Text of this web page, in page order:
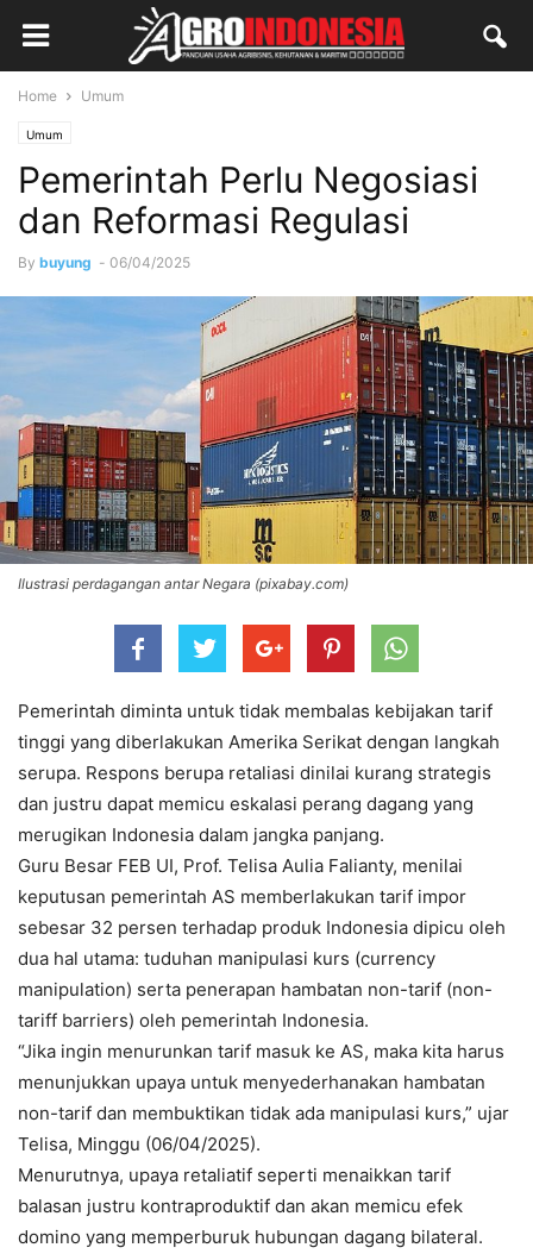
Home Umum
Umum
Pemerintah Perlu Negosiasi
dan Reformasi Regulasi
By buyung - 06/04/2025
Ilustrasi perdagangan antar Negara (pixabay.com)
Pemerintah diminta untuk tidak membalas kebijakan tarif
tinggi yang diberlakukan Amerika Serikat dengan langkah
serupa. Respons berupa retaliasi dinilai kurang strategis
dan justru dapat memicu eskalasi perang dagang yang
merugikan Indonesia dalam jangka panjang.
Guru Besar FEB UI, Prof. Telisa Aulia Falianty, menilai
keputusan pemerintah AS memberlakukan tarif impor
sebesar 32 persen terhadap produk Indonesia dipicu oleh
dua hal utama: tuduhan manipulasi kurs (currency
manipulation) serta penerapan hambatan non-tarif (non-
tariff barriers) oleh pemerintah Indonesia.
“Jika ingin menurunkan tarif masuk ke AS, maka kita harus
menunjukkan upaya untuk menyederhanakan hambatan
non-tarif dan membuktikan tidak ada manipulasi kurs,” ujar
Telisa, Minggu (06/04/2025).
Menurutnya, upaya retaliatif seperti menaikkan tarif
balasan justru kontraproduktif dan akan memicu efek
domino yang memperburuk hubungan dagang bilateral.